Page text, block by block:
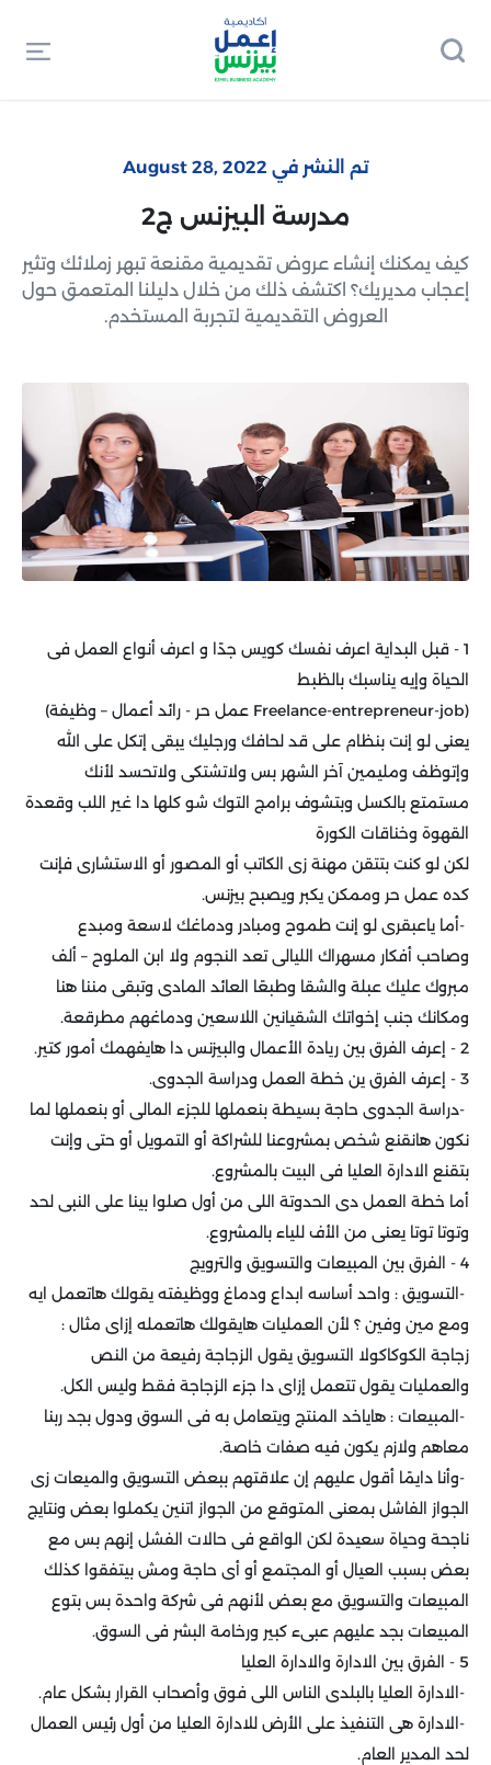
تم النشر في August 28, 2022
مدرسة البيزنس ج2
كيف يمكنك إنشاء عروض تقديمية مقنعة تبهر زملائك وتثير
إعجاب مديريك؟ اكتشف ذلك من خلال دليلنا المتعمق حول
العروض التقديمية لتجربة المستخدم.
1 - قبل البداية اعرف نفسك كويس جدًا و اعرف أنواع العمل فى
الحياة وإيه يناسبك بالظبط
(
Freelance-entrepreneur-job عمل حر - رائد أعمال – وظيفة)
يعنى لو إنت بنظام على قد لحافك ورجليك يبقى إتكل على الله
وإتوظف ومليمين آخر الشهر بس ولاتشتكى ولاتحسد لأنك
مستمتع بالكسل وبتشوف برامج التوك شو كلها دا غير اللب وقعدة
القهوة وخناقات الكورة
لكن لو كنت بتتقن مهنة زى الكاتب أو المصور أو الاستشارى فإنت
كده عمل حر وممكن يكبر ويصبح بيزنس.
-أما ياعبقرى لو إنت طموح ومبادر ودماغك لاسعة ومبدع
وصاحب أفكار مسهراك الليالى تعد النجوم ولا ابن الملوح – ألف
مبروك عليك عبلة والشقا وطبعًا العائد المادى وتبقى مننا هنا
ومكانك جنب إخواتك الشقيانين اللاسعين ودماغهم مطرقعة.
2 - إعرف الفرق بين ريادة الأعمال والبيزنس دا هايفهمك أمور كتير
.
3 - إعرف الفرق ين خطة العمل ودراسة الجدوى
.
-دراسة الجدوى حاجة بسيطة بنعملها للجزء المالى أو بنعملها لما
نكون هانقنع شخص بمشروعنا للشراكة أو التمويل أو حتى وإنت
بتقنع الادارة العليا فى البيت بالمشروع.
أما خطة العمل دى الحدوتة اللى من أول صلوا بينا على النبى لحد
وتوتا توتا يعنى من الأف للياء بالمشروع.
4 - الفرق بين المبيعات والتسويق والترويج
-التسويق : واحد أساسه ابداع ودماغ ووظيفته يقولك هاتعمل ايه
ومع مين وفين ؟ لأن العمليات هايقولك هاتعمله إزاى مثال :
زجاجة الكوكاكولا التسويق يقول الزجاجة رفيعة من النص
والعمليات يقول تتعمل إزاى دا جزء الزجاجة فقط وليس الكل.
-المبيعات : هاياخد المنتج ويتعامل به فى السوق ودول بجد ربنا
معاهم ولازم يكون فيه صفات خاصة.
-وأنا دايمًا أقول عليهم إن علاقتهم ببعض التسويق والميعات زى
الجواز الفاشل بمعنى المتوقع من الجواز اتنين يكملوا بعض ونتايج
ناجحة وحياة سعيدة لكن الواقع فى حالات الفشل إنهم بس مع
بعض بسبب العيال أو المجتمع أو أى حاجة ومش بيتفقوا كذلك
المبيعات والتسويق مع بعض لأنهم فى شركة واحدة بس بتوع
المبيعات بجد عليهم عبىء كبير ورخامة البشر فى السوق.
5 - الفرق بين الادارة والادارة العليا
-الادارة العليا بالبلدى الناس اللى فوق وأصحاب القرار بشكل عام.
-الادارة هى التنفيذ على الأرض للادارة العليا من أول رئيس العمال
لحد المدير العام.